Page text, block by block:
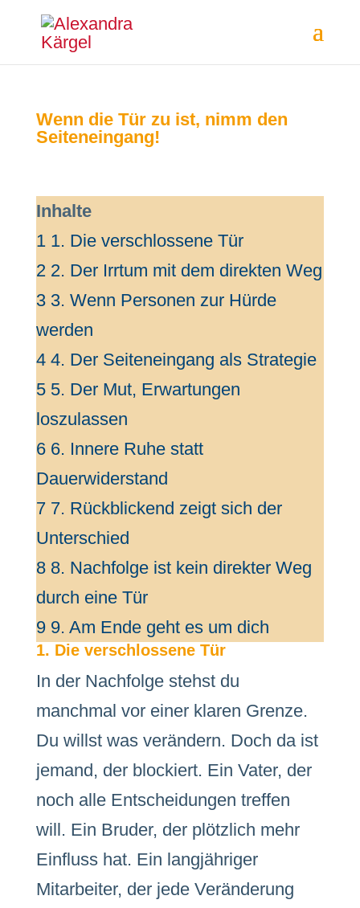
Wenn die Tür zu ist, nimm den
Seiteneingang!
Inhalte
1 1. Die verschlossene Tür
2 2. Der Irrtum mit dem direkten Weg
3 3. Wenn Personen zur Hürde
werden
4 4. Der Seiteneingang als Strategie
5 5. Der Mut, Erwartungen
loszulassen
6 6. Innere Ruhe statt
Dauerwiderstand
7 7. Rückblickend zeigt sich der
Unterschied
8 8. Nachfolge ist kein direkter Weg
durch eine Tür
9 9. Am Ende geht es um dich
1. Die verschlossene Tür
In der Nachfolge stehst du
manchmal vor einer klaren Grenze.
Du willst was verändern. Doch da ist
jemand, der blockiert. Ein Vater, der
noch alle Entscheidungen treffen
will. Ein Bruder, der plötzlich mehr
Einfluss hat. Ein langjähriger
Mitarbeiter, der jede Veränderung